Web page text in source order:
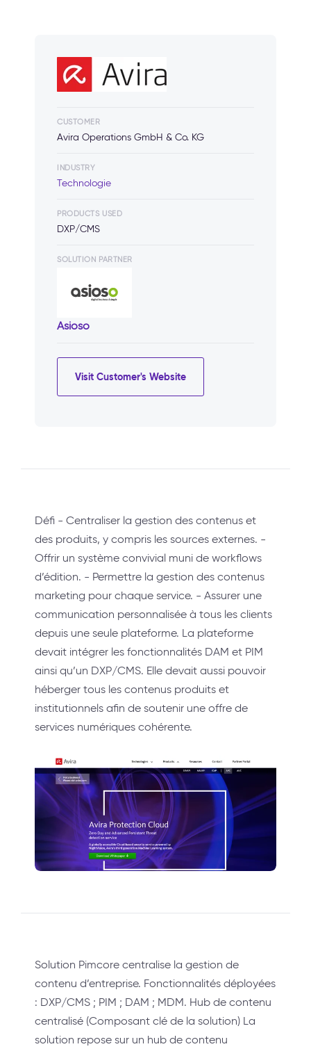
CUSTOMER
Avira Operations GmbH & Co. KG
INDUSTRY
Technologie
PRODUCTS USED
DXP/CMS
SOLUTION PARTNER
Asioso
Visit Customer's Website
Défi - Centraliser la gestion des contenus et
des produits, y compris les sources externes. -
Offrir un système convivial muni de workflows
d’édition. - Permettre la gestion des contenus
marketing pour chaque service. - Assurer une
communication personnalisée à tous les clients
depuis une seule plateforme. La plateforme
devait intégrer les fonctionnalités DAM et PIM
ainsi qu’un DXP/CMS. Elle devait aussi pouvoir
héberger tous les contenus produits et
institutionnels afin de soutenir une offre de
services numériques cohérente.
Solution Pimcore centralise la gestion de
contenu d’entreprise. Fonctionnalités déployées
: DXP/CMS ; PIM ; DAM ; MDM. Hub de contenu
centralisé (Composant clé de la solution) La
solution repose sur un hub de contenu